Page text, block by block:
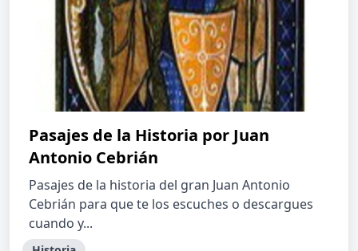
Pasajes de la Historia por Juan
Antonio Cebrián
Pasajes de la historia del gran Juan Antonio
Cebrián para que te los escuches o descargues
cuando y...